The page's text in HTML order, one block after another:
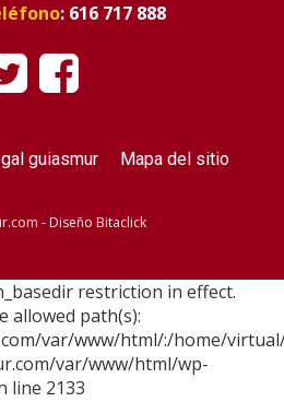
: 616 717 888
guiasmur Mapa del sitio
- Diseño Bitaclick
restriction in effect.
allowed path(s):
var/www/html/:/home/
var/www/html/wp-
line 2133